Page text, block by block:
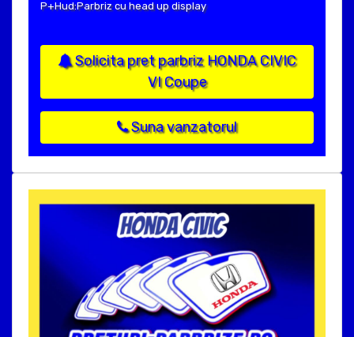
P+Hud:Parbriz cu head up display
Solicita pret parbriz HONDA CIVIC
VI Coupe
Suna vanzatorul